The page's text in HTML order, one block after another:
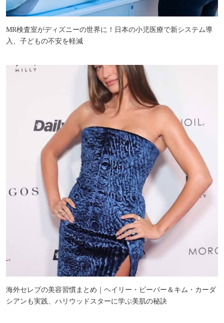
MR検査室がディズニーの世界に！日本の小児医療で新システム導
入、子どもの不安を軽減
海外セレブの美容習慣まとめ｜ヘイリー・ビーバー＆キム・カーダ
シアンも実践、ハリウッドスターに学ぶ美肌の秘訣